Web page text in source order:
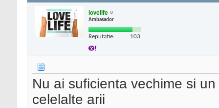
lovelife
Ambasador
Reputatie: 103
Nu ai suficienta vechime si
celelalte arii